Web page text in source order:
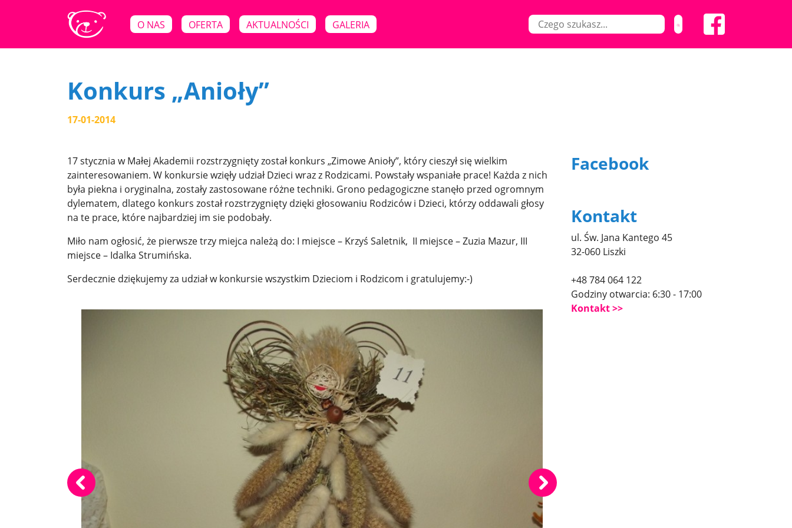
O NAS OFERTA AKTUALNOŚCI GALERIA
Konkurs „Anioły”
17-01-2014
17 stycznia w Małej Akademii rozstrzygnięty został konkurs „Zimowe Anioły”, który cieszył się wielkim
zainteresowaniem. W konkursie wzięły udział Dzieci wraz z Rodzicami. Powstały wspaniałe prace! Każda z nich
była piekna i oryginalna, zostały zastosowane różne techniki. Grono pedagogiczne stanęło przed ogromnym
dylematem, dlatego konkurs został rozstrzygnięty dzięki głosowaniu Rodziców i Dzieci, którzy oddawali głosy
na te prace, które najbardziej im sie podobały.
Miło nam ogłosić, że pierwsze trzy miejca należą do: I miejsce – Krzyś Saletnik, II miejsce – Zuzia Mazur, III
miejsce – Idalka Strumińska.
Serdecznie dziękujemy za udział w konkursie wszystkim Dzieciom i Rodzicom i gratulujemy:-)
Facebook
Kontakt
ul. Św. Jana Kantego 45
32-060 Liszki
+48 784 064 122
Godziny otwarcia: 6:30 - 17:00
Kontakt